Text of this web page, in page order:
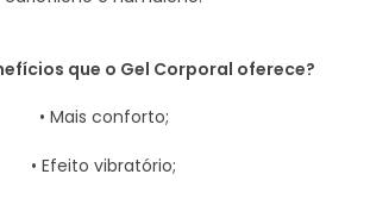
que o Gel Corporal oferece?
• Mais conforto;
• Efeito vibratório;